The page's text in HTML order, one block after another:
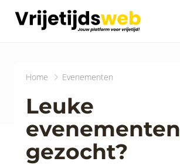
Home Evenementen
Leuke
evenementen
gezocht?